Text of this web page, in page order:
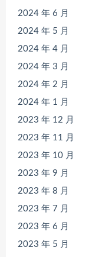
2024 年 6 月
2024 年 5 月
2024 年 4 月
2024 年 3 月
2024 年 2 月
2024 年 1 月
2023 年 12 月
2023 年 11 月
2023 年 10 月
2023 年 9 月
2023 年 8 月
2023 年 7 月
2023 年 6 月
2023 年 5 月